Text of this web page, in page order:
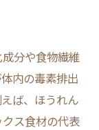
分や食物繊維
内の毒素排出
ば、ほうれん
ス食材の代表